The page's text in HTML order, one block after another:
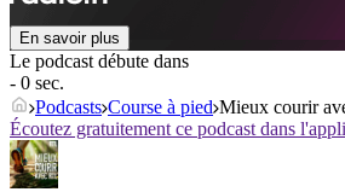
En savoir plus
Le podcast débute dans
- 0 sec.
Podcasts Course à pied Mieux courir
Écoutez gratuitement ce podcast dans